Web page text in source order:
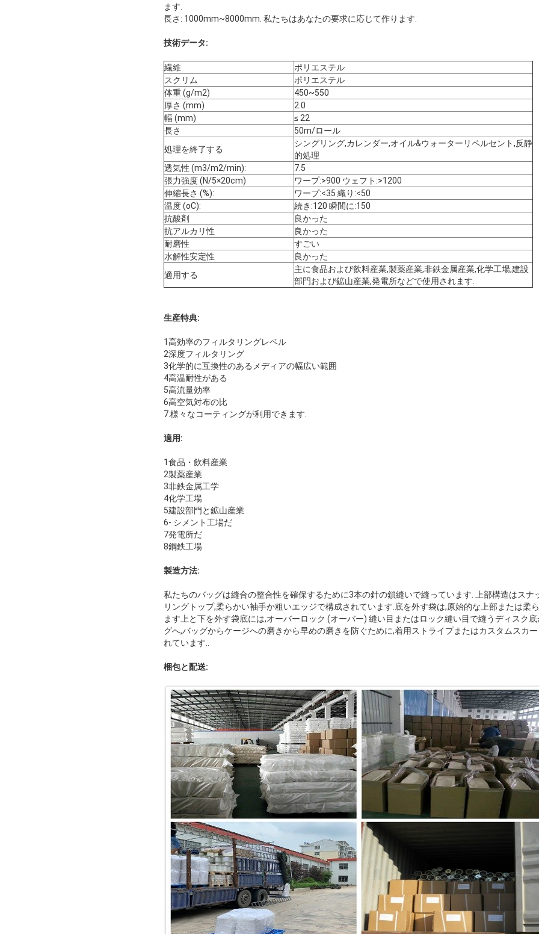
ます.
長さ: 1000mm~8000mm. 私たちはあなたの要求に応じて作ります.
技術データ:
繊維
ポリエステル
スクリム
ポリエステル
体重 (g/m2)
450~550
厚さ (mm)
2.0
幅 (mm)
≤ 22
長さ
50m/ロール
処理を終了する
シングリング,カレンダー,オイル&ウォーターリペルセント,反静
的処理
透気性 (m3/m2/min):
7.5
張力強度 (N/5×20cm)
ワープ:>900 ウェフト:>1200
伸縮長さ (%):
ワープ:<35 織り:<50
温度 (oC):
続き:120 瞬間に:150
抗酸剤
良かった
抗アルカリ性
良かった
耐磨性
すごい
水解性安定性
良かった
適用する
主に食品および飲料産業,製薬産業,非鉄金属産業,化学工場,建設
部門および鉱山産業,発電所などで使用されます.
生産特典:
1高効率のフィルタリングレベル
2深度フィルタリング
3化学的に互換性のあるメディアの幅広い範囲
4高温耐性がある
5高流量効率
6高空気対布の比
7.様々なコーティングが利用できます.
適用:
1食品・飲料産業
2製薬産業
3非鉄金属工学
4化学工場
5建設部門と鉱山産業
6- シメント工場だ
7発電所だ
8鋼鉄工場
製造方法:
私たちのバッグは縫合の整合性を確保するために3本の針の鎖縫いで縫っています. 上部構造はスナ
リングトップ,柔らかい袖手か粗いエッジで構成されています.底を外す袋は,原始的な上部または柔
ます上と下を外す袋底には,オーバーロック (オーバー) 縫い目またはロック縫い目で縫うディスク
グへ,バッグからケージへの磨きから早めの磨きを防ぐために,着用ストライプまたはカスタムスカ
れています..
梱包と配送: